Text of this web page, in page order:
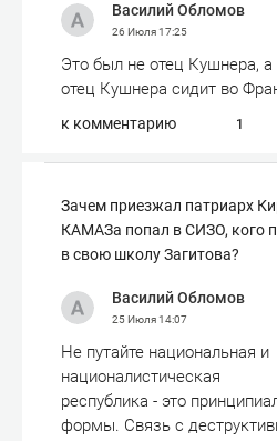
Василий Обломов
26 Июля17:25
Это был не отец Кушнера,
отец Кушнера сидит во
к комментарию 1
Зачем приезжал патриарх
КАМАЗа попал в СИЗО, кого
в свою школу Загитова?
Василий Обломов
25 Июля14:07
Не путайте национальная и
националистическая
республика - это
формы. Связь с